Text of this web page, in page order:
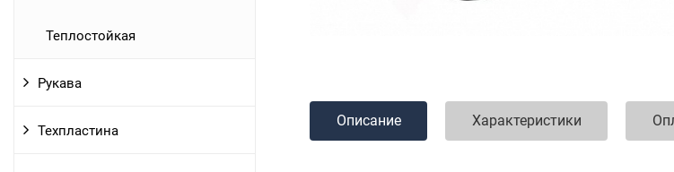
Теплостойкая
Рукава
Техпластина
Описание Характеристики